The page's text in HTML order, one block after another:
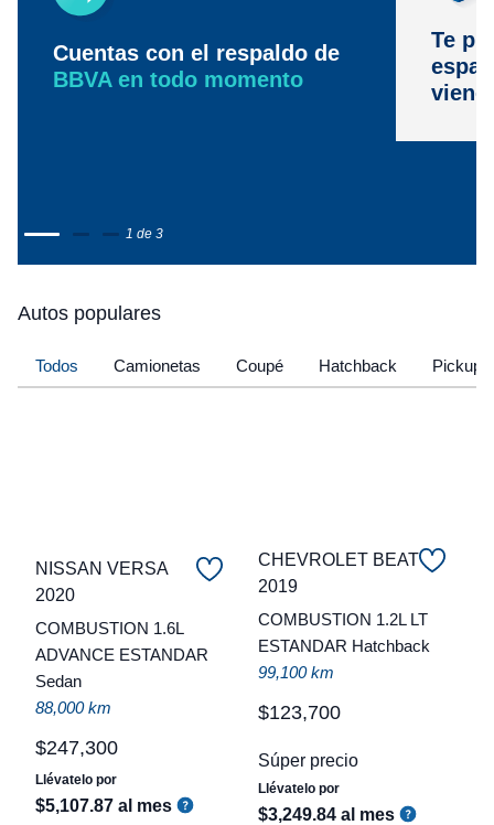
Cuentas con el respaldo de
BBVA en todo momento
Te
1 de 3
Autos populares
Todos Camionetas Coupé Hatchback Pickup
NISSAN VERSA
2020
COMBUSTION 1.6L
ADVANCE ESTANDAR
Sedan
88,000 km
$247,300
Llévatelo por
$5,107.87 al mes
CHEVROLET BEAT
2019
COMBUSTION 1.2L LT
ESTANDAR Hatchback
99,100 km
$123,700
Súper precio
Llévatelo por
$3,249.84 al mes